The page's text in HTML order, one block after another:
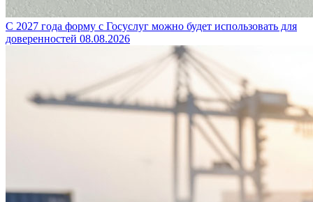
С 2027 года форму с Госуслуг можно будет использовать для
доверенностей 08.08.2026